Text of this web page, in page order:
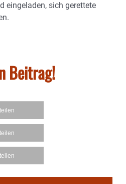
eingeladen, sich gerettete
Beitrag!
teilen
teilen
teilen